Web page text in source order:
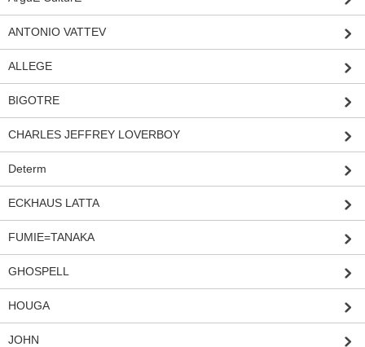
ANTONIO VATTEV
ALLEGE
BIGOTRE
CHARLES JEFFREY LOVERBOY
Determ
ECKHAUS LATTA
FUMIE=TANAKA
GHOSPELL
HOUGA
JOHN